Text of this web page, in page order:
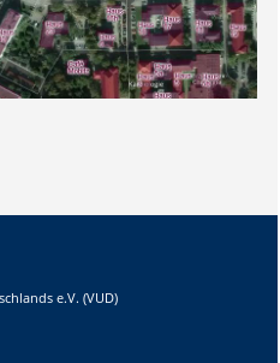
e.V. (VUD)